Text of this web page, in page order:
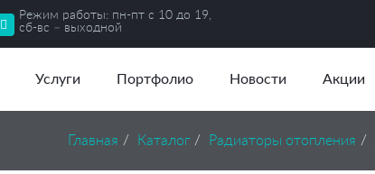
Режим работы: пн-пт с 10 до 19,
сб-вс – выходной
Услуги Портфолио Новости Акции
Главная Каталог Радиаторы отопления